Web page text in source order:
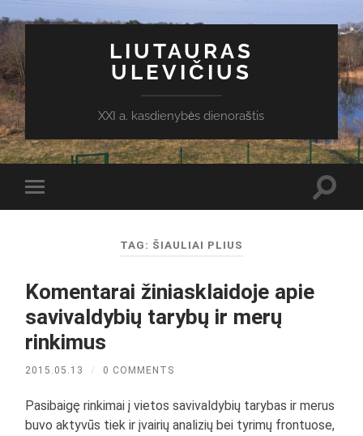
LIUTAURAS
ULEVIČIUS
XXI a. kasdienybės dienoraštis
Toggle
mobile
TAG: ŠIAULIAI PLIUS
Komentarai žiniasklaidoje apie
savivaldybių tarybų ir merų
rinkimus
2015.05.13 / 0 COMMENTS
Pasibaigę rinkimai į vietos savivaldybių tarybas ir merus
buvo aktyvūs tiek ir įvairių analizių bei tyrimų frontuose,